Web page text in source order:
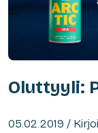
Oluttyyli:
05.02.2019 /